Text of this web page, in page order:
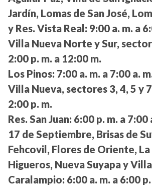
Jardín, Lomas de San José,
y Res. Vista Real: 9:00 a. m. a
Villa Nueva Norte y Sur,
2:00 p. m. a 12:00 m.
Los Pinos: 7:00 a. m. a 7:00 a.
Villa Nueva, sectores 3, 4, 5 y
2:00 p. m.
Res. San Juan: 6:00 p. m. a 7:00
17 de Septiembre, Brisas de
Fehcovil, Flores de Oriente,
Higueros, Nueva Suyapa y
Caralampio: 6:00 a. m. a 6:00